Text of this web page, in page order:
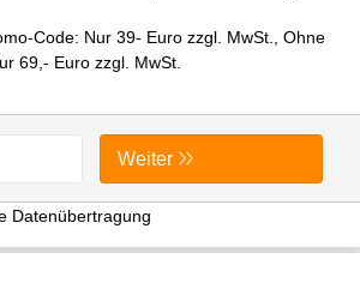
Code: Nur 39- Euro zzgl. MwSt., Ohne
69,- Euro zzgl. MwSt.
Weiter
Datenübertragung